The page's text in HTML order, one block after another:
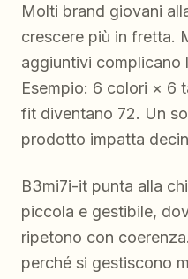
Molti brand giovani
crescere più in fretta.
aggiuntivi complicano
Esempio: 6 colori × 6
fit diventano 72. Un
prodotto impatta
B3mi7i-it punta alla
piccola e gestibile,
ripetono con
perché si gestiscono